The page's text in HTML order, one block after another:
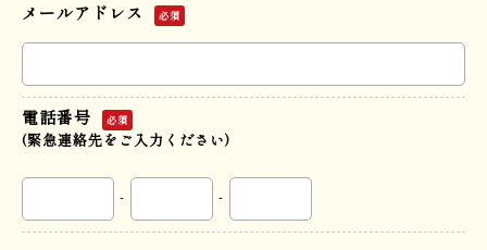
メールアドレス 必須
電話番号 必須
(緊急連絡先をご入力ください)
- -